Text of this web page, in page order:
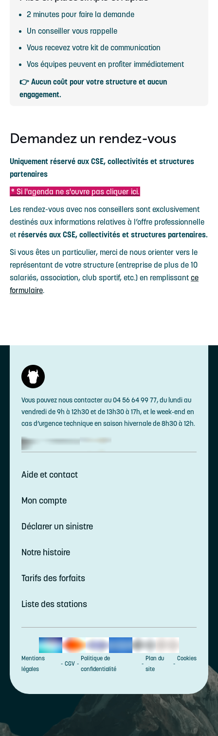
2 minutes pour faire la demande
Un conseiller vous rappelle
Vous recevez votre kit de communication
Vos équipes peuvent en profiter immédiatement
👉 Aucun coût pour votre structure et aucun
engagement.
Demandez un rendez-vous
Uniquement réservé aux CSE, collectivités et structures
partenaires
* Si l'agenda ne s'ouvre pas cliquer ici.
Les rendez-vous avec nos conseillers sont exclusivement
destinés aux informations relatives à l’offre professionnelle
et réservés aux CSE, collectivités et structures partenaires.
Si vous êtes un particulier, merci de nous orienter vers le
représentant de votre structure (entreprise de plus de 10
salariés, association, club sportif, etc.) en remplissant ce
formulaire.
Vous pouvez nous contacter au 04 56 64 99 77, du lundi au
vendredi de 9h à 12h30 et de 13h30 à 17h, et le week-end en
cas d’urgence technique en saison hivernale de 8h30 à 12h.
Aide et contact
Mon compte
Déclarer un sinistre
Notre histoire
Tarifs des forfaits
Liste des stations
Mentions
légales
CGV
Politique de
confidentialité
Plan du
site
Cookies